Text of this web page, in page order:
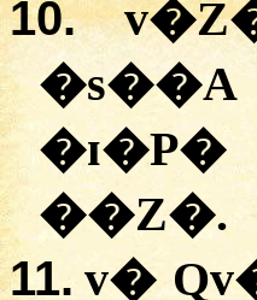
10.
��Z�.
11. v�